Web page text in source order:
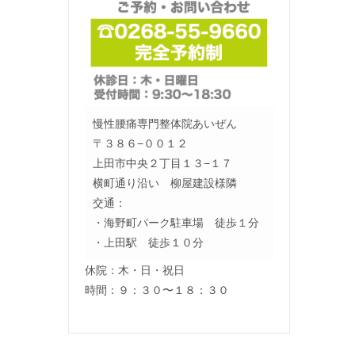
慢性腰痛専門整体院あいぜん
〒３８６−００１２
上田市中央２丁目１３−１７
横町通り沿い 柳屋建設様隣
交通：
・海野町パーク駐車場 徒歩１分
・上田駅 徒歩１０分
休院：木・日・祝日
時間：９：３０〜１８：３０